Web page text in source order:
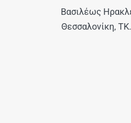
Βασιλέως
Θεσσαλονίκη,